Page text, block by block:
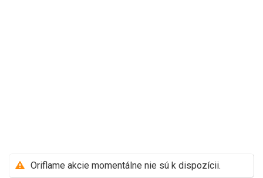
Oriflame akcie momentálne nie sú k dispozícii.